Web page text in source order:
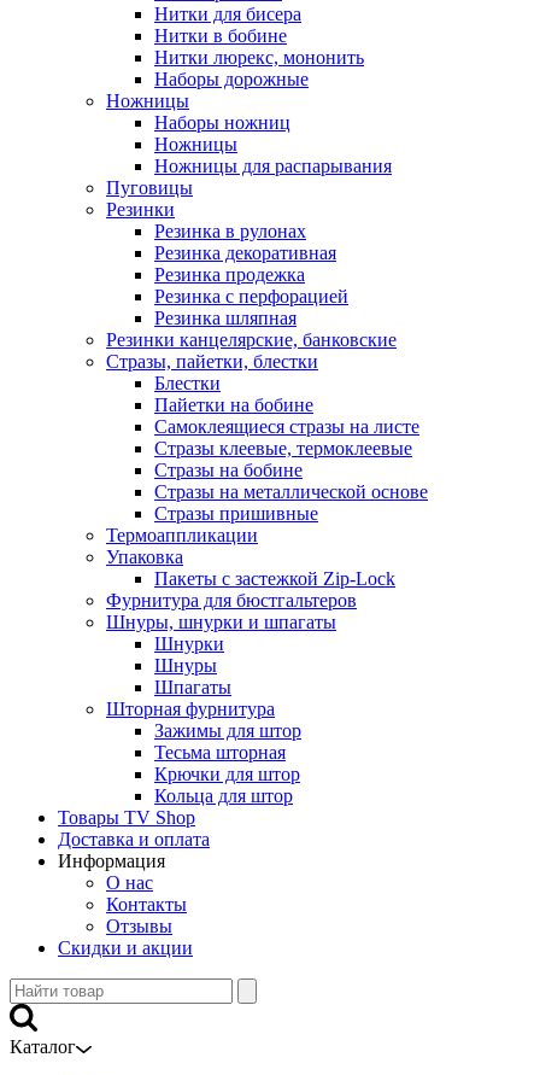
Нитки для бисера
Нитки в бобине
Нитки люрекс, мононить
Наборы дорожные
Ножницы
Наборы ножниц
Ножницы
Ножницы для распарывания
Пуговицы
Резинки
Резинка в рулонах
Резинка декоративная
Резинка продежка
Резинка с перфорацией
Резинка шляпная
Резинки канцелярские, банковские
Стразы, пайетки, блестки
Блестки
Пайетки на бобине
Самоклеящиеся стразы на листе
Стразы клеевые, термоклеевые
Стразы на бобине
Стразы на металлической основе
Стразы пришивные
Термоаппликации
Упаковка
Пакеты с застежкой Zip-Lock
Фурнитура для бюстгальтеров
Шнуры, шнурки и шпагаты
Шнурки
Шнуры
Шпагаты
Шторная фурнитура
Зажимы для штор
Тесьма шторная
Крючки для штор
Кольца для штор
Товары TV Shop
Доставка и оплата
Информация
О нас
Контакты
Отзывы
Скидки и акции
Каталог